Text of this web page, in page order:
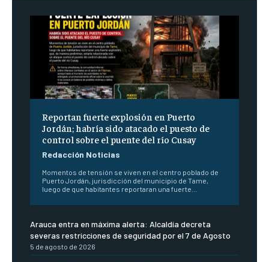
Reportan fuerte explosión en Puerto
Jordán; habría sido atacado el puesto de
control sobre el puente del río Cusay
Redacción Noticias
Momentos de tensión se viven en el centro poblado de
Puerto Jordán, jurisdicción del municipio de Tame,
luego de que habitantes reportaran una fuerte...
Arauca entra en máxima alerta: Alcaldía decreta
severas restricciones de seguridad por el 7 de Agosto
5 de agosto de 2026